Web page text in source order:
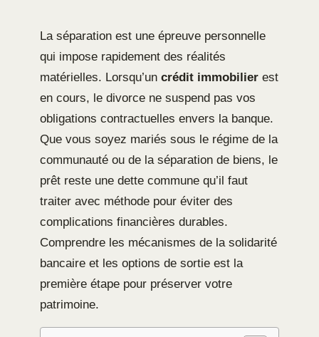
La séparation est une épreuve personnelle
qui impose rapidement des réalités
matérielles. Lorsqu’un crédit immobilier est
en cours, le divorce ne suspend pas vos
obligations contractuelles envers la banque.
Que vous soyez mariés sous le régime de la
communauté ou de la séparation de biens, le
prêt reste une dette commune qu’il faut
traiter avec méthode pour éviter des
complications financières durables.
Comprendre les mécanismes de la solidarité
bancaire et les options de sortie est la
première étape pour préserver votre
patrimoine.